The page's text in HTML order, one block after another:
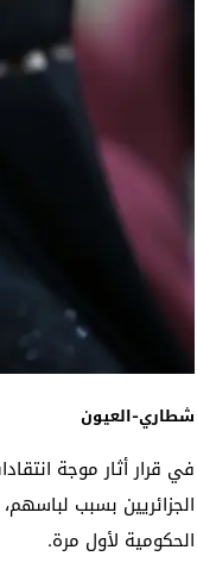
شطاري-العيون
في قرار أثار موجة
الجزائريين بسبب
الحكومية لأول مرة.